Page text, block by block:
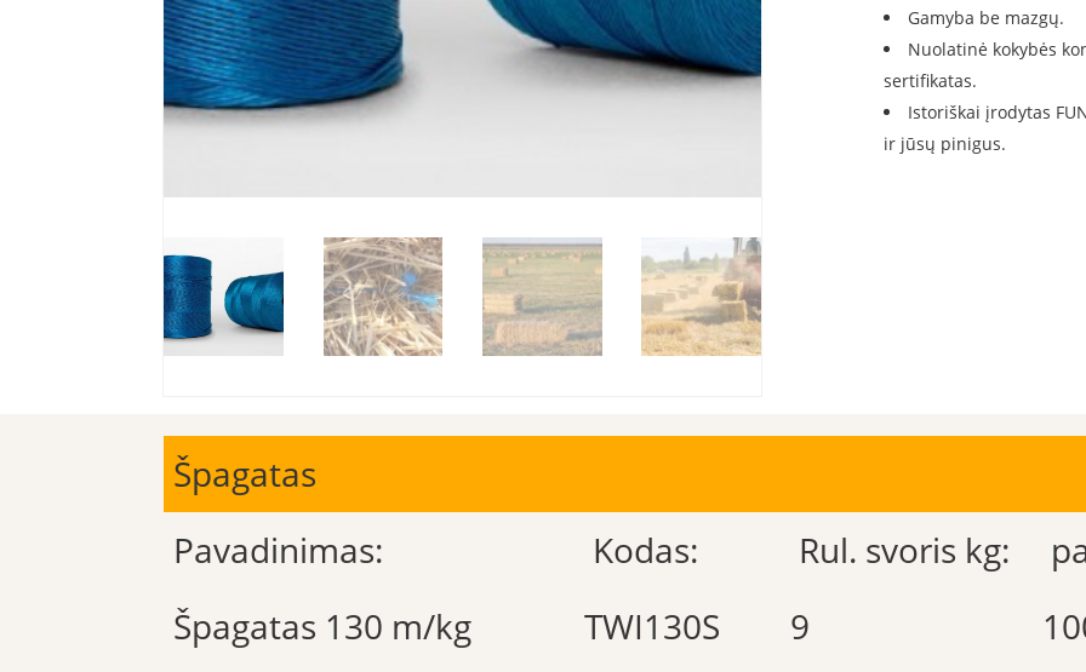
Gamyba be mazgų.
Nuolatinė kokybės
sertifikatas.
Istoriškai įrodytas
ir jūsų pinigus.
Špagatas
Pavadinimas:
Kodas: Rul. svoris kg:
Špagatas 130 m/kg
TWI130S 9